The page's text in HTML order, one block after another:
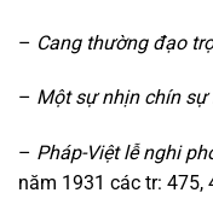
– Cang thường đạo
– Một sự nhịn chín sự
– Pháp-Việt lễ nghi
năm 1931 các tr: 475,